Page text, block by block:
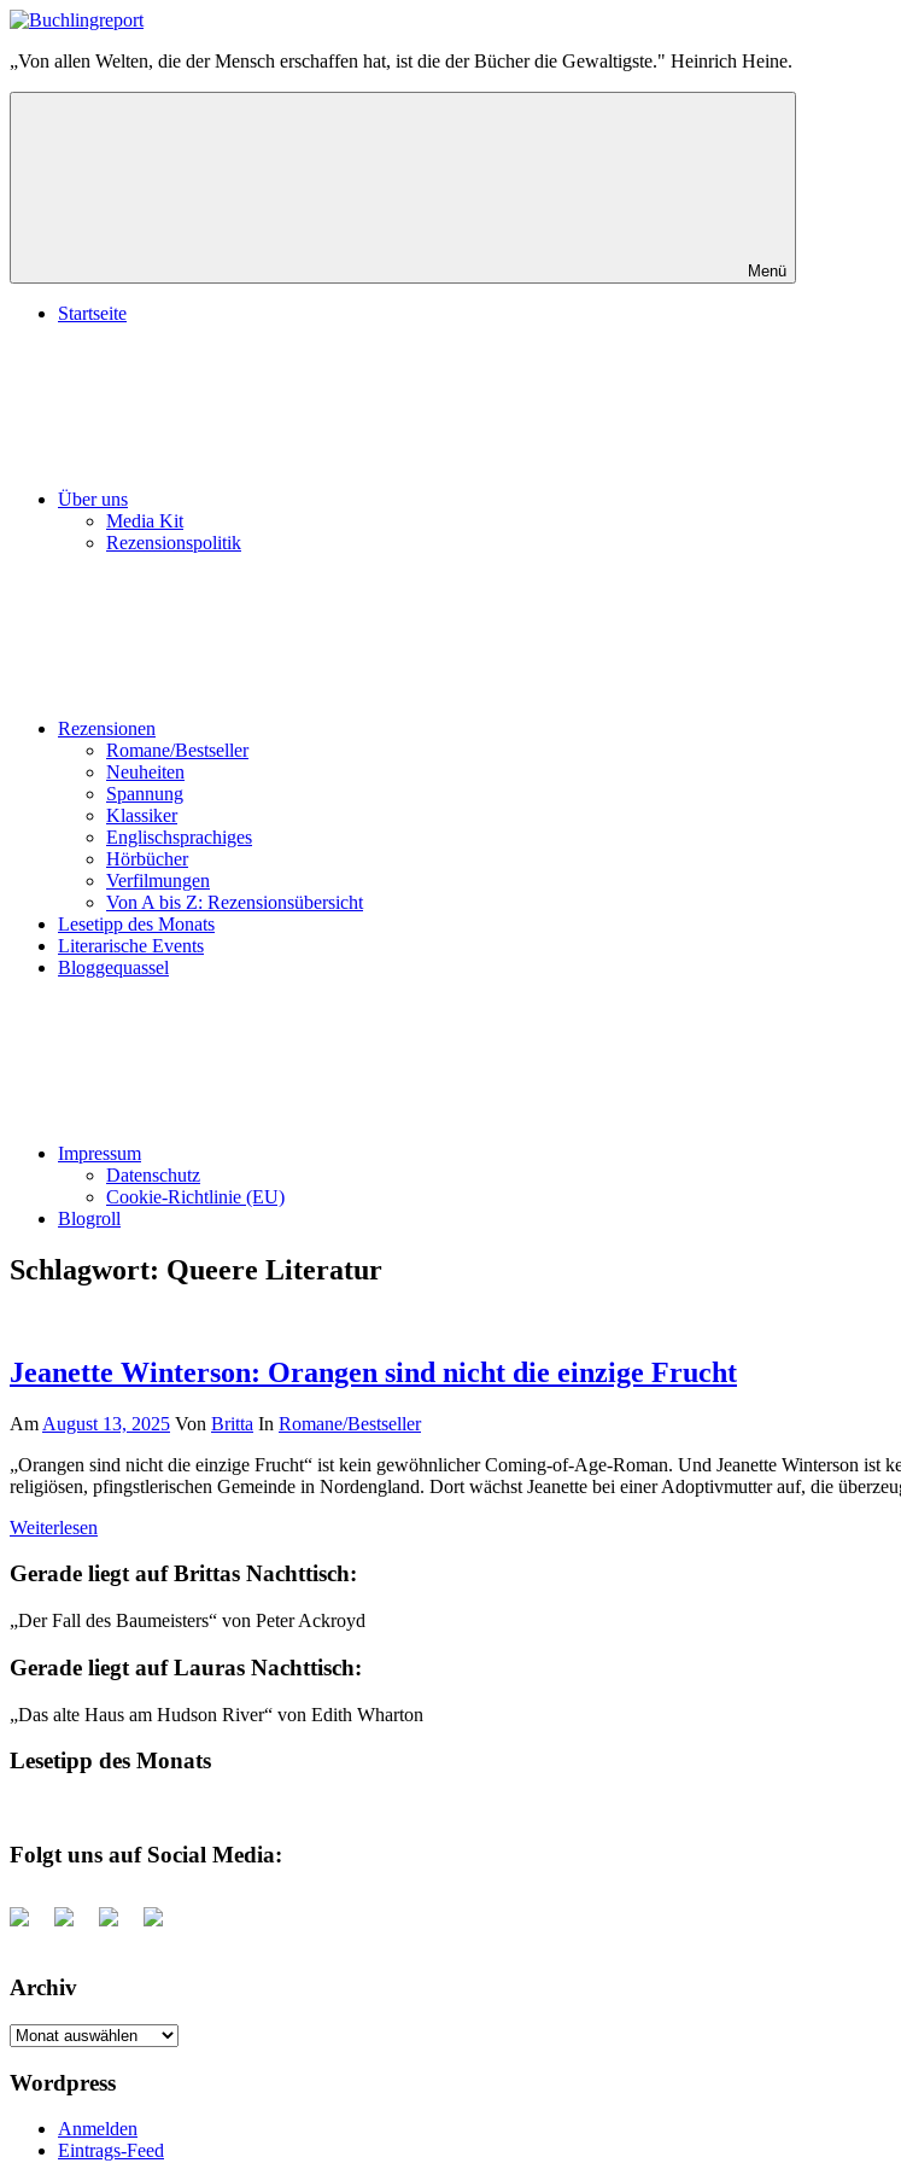
Zum
springen
Buchlingreport
„Von allen Welten, die der Mensch erschaffen hat, ist die der Bücher die Gewaltigste." Heinrich Heine.
Menü
Startseite
Über uns
Media Kit
Rezensionspolitik
Rezensionen
Romane/Bestseller
Neuheiten
Spannung
Klassiker
Englischsprachiges
Hörbücher
Verfilmungen
Von A bis Z: Rezensionsübersicht
Lesetipp des Monats
Literarische Events
Bloggequassel
Impressum
Datenschutz
Cookie-Richtlinie (EU)
Blogroll
Schlagwort: Queere Literatur
Jeanette Winterson: Orangen sind nicht die einzige Frucht
Am August 13, 2025 Von Britta In Romane/Bestseller
„Orangen sind nicht die einzige Frucht“ ist kein gewöhnlicher Coming-of-Age-Roman. Und Jeanette Winterson
religiösen, pfingstlerischen Gemeinde in Nordengland. Dort wächst Jeanette bei einer Adoptivmutter auf, die
Weiterlesen
Gerade liegt auf Brittas Nachttisch:
„Der Fall des Baumeisters“ von Peter Ackroyd
Gerade liegt auf Lauras Nachttisch:
„Das alte Haus am Hudson River“ von Edith Wharton
Lesetipp des Monats
Folgt uns auf Social Media:
Archiv
Archiv
Wordpress
Anmelden
Eintrags-Feed